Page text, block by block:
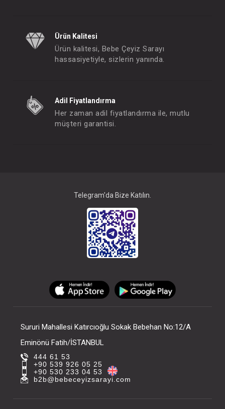
Ürün Kalitesi
Ürün kalitesi, Bebe Çeyiz Sarayı
hassasiyetiyle, sizlerin yanında.
Adil Fiyatlandırma
Her zaman adil fiyatlandırma ile, mutlu
müşteri garantisi.
Telegram'da Bize Katılın.
Sururi Mahallesi Katırcıoğlu Sokak Bebehan No:12/A
Eminönü Fatih/İSTANBUL
444 61 53
+90 539 926 05 25
+90 530 233 04 53
b2b@bebeceyizsarayi.com